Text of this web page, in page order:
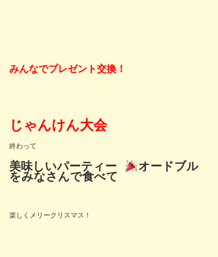
みんなでプレゼント交換！
じゃんけん大会
終わって
美味しいパーティー オードブル
をみなさんで食べて
楽しくメリークリスマス！